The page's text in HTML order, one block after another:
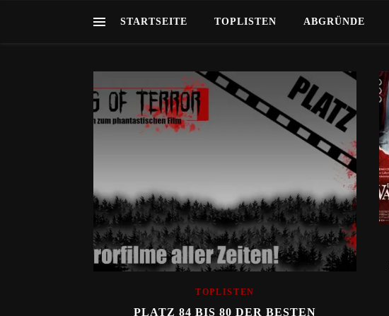
STARTSEITE TOPLISTEN ABGRÜNDE
TOPLISTEN
PLATZ 84 BIS 80 DER BESTEN